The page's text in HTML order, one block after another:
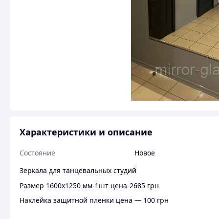
Характеристики и описание
Состояние
Новое
Зеркала для танцевальных студий
Размер 1600х1250 мм-1шт цена-2685 грн
Наклейка защитной пленки цена — 100 грн